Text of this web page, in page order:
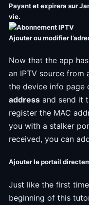
Payant et expirera sur
vie.
Ajouter ou modifier
Now that the app
an IPTV source from
the device info page
address and send it
register the MAC
you with a stalker
received, you can
Ajouter le portail
Just like the first
beginning of this